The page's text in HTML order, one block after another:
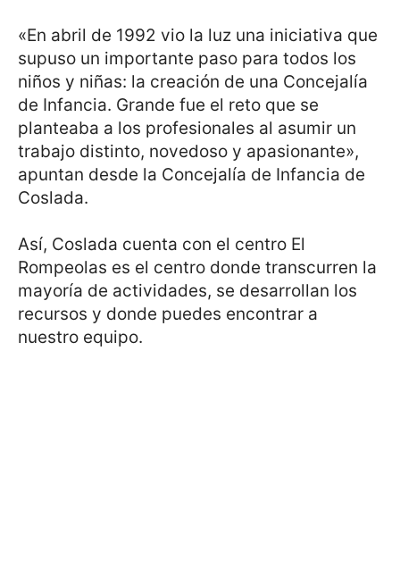
«En abril de 1992 vio la luz una iniciativa que
supuso un importante paso para todos los
niños y niñas: la creación de una Concejalía
de Infancia. Grande fue el reto que se
planteaba a los profesionales al asumir un
trabajo distinto, novedoso y apasionante»,
apuntan desde la Concejalía de Infancia de
Coslada.
Así, Coslada cuenta con el centro El
Rompeolas es el centro donde transcurren la
mayoría de actividades, se desarrollan los
recursos y donde puedes encontrar a
nuestro equipo.